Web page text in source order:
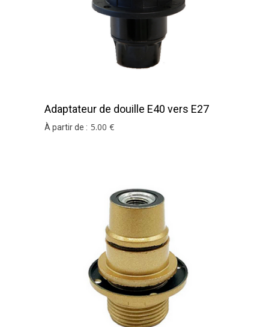
Adaptateur de douille E40 vers E27
Noir
À partir de : 5.00 €